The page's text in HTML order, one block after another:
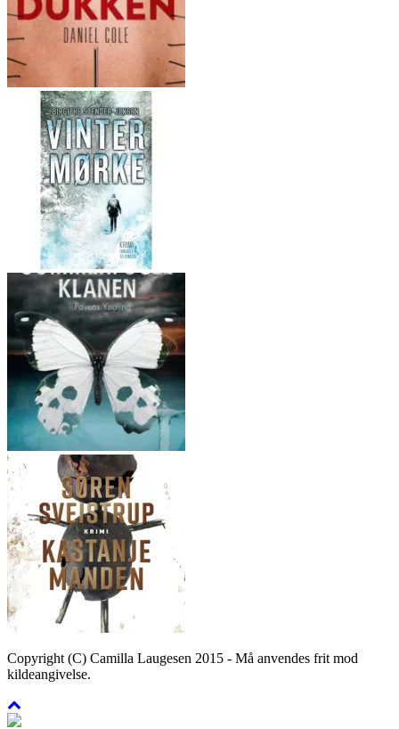
Copyright (C) Camilla Laugesen 2015 - Må anvendes frit mod
kildeangivelse.